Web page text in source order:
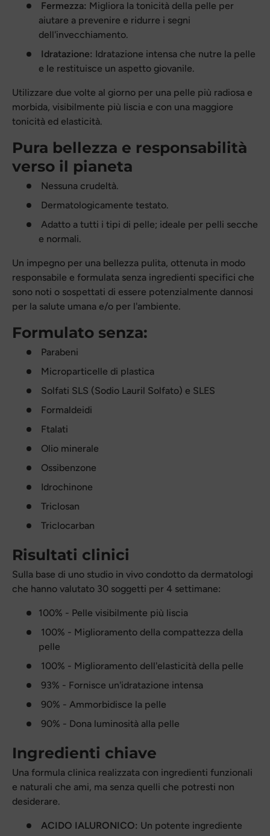
Fermezza: Migliora la tonicità della pelle per
aiutare a prevenire e ridurre i segni
dell'invecchiamento.
Idratazione: Idratazione intensa che nutre la pelle
e le restituisce un aspetto giovanile.
Utilizzare due volte al giorno per una pelle più radiosa e
morbida, visibilmente più liscia e con una maggiore
tonicità ed elasticità.
Pura bellezza e responsabilità
verso il pianeta
Nessuna crudeltà.
Dermatologicamente testato.
Adatto a tutti i tipi di pelle; ideale per pelli secche
e normali.
Un impegno per una bellezza pulita, ottenuta in modo
responsabile e formulata senza ingredienti specifici che
sono noti o sospettati di essere potenzialmente dannosi
per la salute umana e/o per l'ambiente.
Formulato senza:
Parabeni
Microparticelle di plastica
Solfati SLS (Sodio Lauril Solfato) e SLES
Formaldeidi
Ftalati
Olio minerale
Ossibenzone
Idrochinone
Triclosan
Triclocarban
Risultati clinici
Sulla base di uno studio in vivo condotto da dermatologi
che hanno valutato 30 soggetti per 4 settimane:
100% - Pelle visibilmente più liscia
100% - Miglioramento della compattezza della
pelle
100% - Miglioramento dell'elasticità della pelle
93% - Fornisce un'idratazione intensa
90% - Ammorbidisce la pelle
90% - Dona luminosità alla pelle
Ingredienti chiave
Una formula clinica realizzata con ingredienti funzionali
e naturali che ami, ma senza quelli che potresti non
desiderare.
ACIDO IALURONICO: Un potente ingrediente